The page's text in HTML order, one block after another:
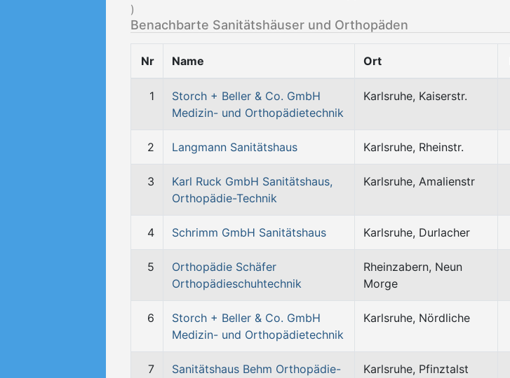
)
Benachbarte Sanitätshäuser und Orthopäden
Nr Name Ort
1
Storch + Beller & Co. GmbH
Medizin- und Orthopädietechnik
Karlsruhe, Kaiserstr.
2 Langmann Sanitätshaus Karlsruhe, Rheinstr.
3
Karl Ruck GmbH Sanitätshaus,
Orthopädie-Technik
Karlsruhe, Amalienstr
4 Schrimm GmbH Sanitätshaus Karlsruhe, Durlacher
5
Orthopädie Schäfer
Orthopädieschuhtechnik
Rheinzabern, Neun
Morge
6
Storch + Beller & Co. GmbH
Medizin- und Orthopädietechnik
Karlsruhe, Nördliche
7
Sanitätshaus Behm Orthopädie-
Karlsruhe, Pfinztalst